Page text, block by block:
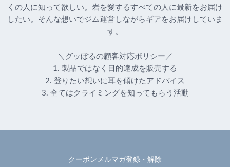
くの人に知って欲しい。岩を愛するすべての人に最新をお届け
したい。そんな想いでジム運営しながらギアをお届けしていま
す。
＼グッぼるの顧客対応ポリシー／
1. 製品ではなく目的達成を販売する
2. 登りたい想いに耳を傾けたアドバイス
3. 全てはクライミングを知ってもらう活動
クーポンメルマガ登録・解除